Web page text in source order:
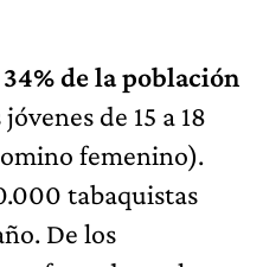
de la población
de 15 a 18
femenino).
tabaquistas
De los